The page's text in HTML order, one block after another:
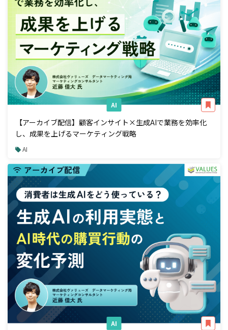
AI
【アーカイブ配信】顧客インサイト×生成AIで業務を効率化
し、成果を上げるマーケティング戦略
AI
AI